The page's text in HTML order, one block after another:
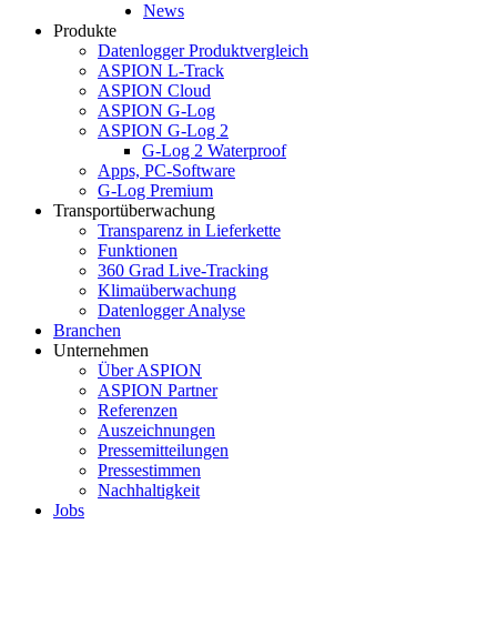
News
Produkte
Datenlogger Produktvergleich
ASPION L-Track
ASPION Cloud
ASPION G-Log
ASPION G-Log 2
G-Log 2 Waterproof
Apps, PC-Software
G-Log Premium
Transportüberwachung
Transparenz in Lieferkette
Funktionen
360 Grad Live-Tracking
Klimaüberwachung
Datenlogger Analyse
Branchen
Unternehmen
Über ASPION
ASPION Partner
Referenzen
Auszeichnungen
Pressemitteilungen
Pressestimmen
Nachhaltigkeit
Jobs